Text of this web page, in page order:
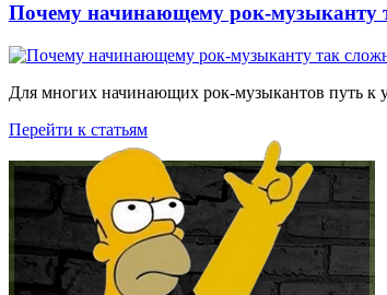
Почему начинающему рок-музыканту
Для многих начинающих рок-музыкантов путь к
Перейти к статьям